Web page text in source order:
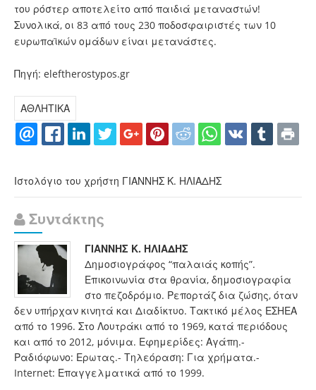
του ρόστερ αποτελείτο από παιδιά μεταναστών!
Συνολικά, οι 83 από τους 230 ποδοσφαιριστές των 10
ευρωπαϊκών ομάδων είναι μετανάστες.
Πηγή: eleftherostypos.gr
ΑΘΛΗΤΙΚΑ
Ιστολόγιο του χρήστη ΓΙΑΝΝΗΣ Κ. ΗΛΙΑΔΗΣ
Συντάκτης
ΓΙΑΝΝΗΣ Κ. ΗΛΙΑΔΗΣ
Δημοσιογράφος “παλαιάς κοπής”.
Επικοινωνία στα θρανία, δημοσιογραφία
στο πεζοδρόμιο. Ρεπορτάζ δια ζώσης, όταν
δεν υπήρχαν κινητά και Διαδίκτυο. Τακτικό μέλος ΕΣΗΕΑ
από το 1996. Στο Λουτράκι από το 1969, κατά περιόδους
και από το 2012, μόνιμα. Εφημερίδες: Αγάπη.-
Ραδιόφωνο: Ερωτας.- Τηλεόραση: Για χρήματα.-
Internet: Επαγγελματικά από το 1999.